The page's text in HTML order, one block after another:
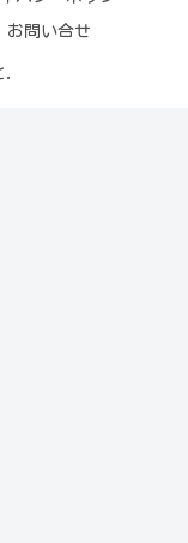
お問い合せ
.